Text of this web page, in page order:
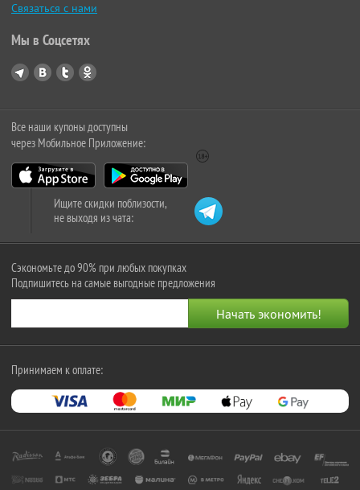
Связаться с нами
Мы в Соцсетях
Все наши купоны доступны
через Мобильное Приложение:
Ищите скидки поблизости,
не выходя из чата:
Сэкономьте до 90% при любых покупках
Подпишитесь на самые выгодные предложения
Принимаем к оплате: